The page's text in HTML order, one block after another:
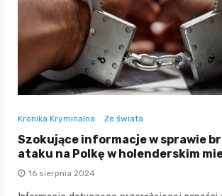
Kronika Kryminalna Ze świata
Szokujące informacje w sprawie
ataku na Polkę w holenderskim
16 sierpnia 2024